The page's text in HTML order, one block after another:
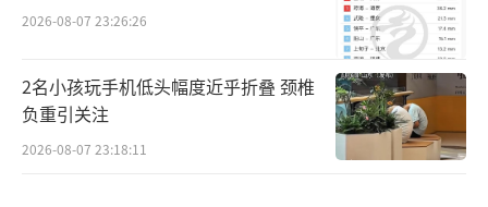
2026-08-07 23:26:26
2名小孩玩手机低头幅度近乎折叠 颈椎
负重引关注
2026-08-07 23:18:11